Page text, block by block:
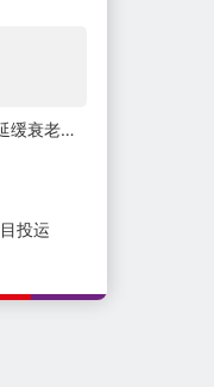
合冬季吃的3种美食，排毒养颜，延缓衰老，好吃又不贵
投运